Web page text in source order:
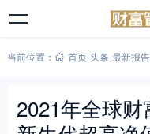
当前位置： 首页-头条-最新报告
2021年全球